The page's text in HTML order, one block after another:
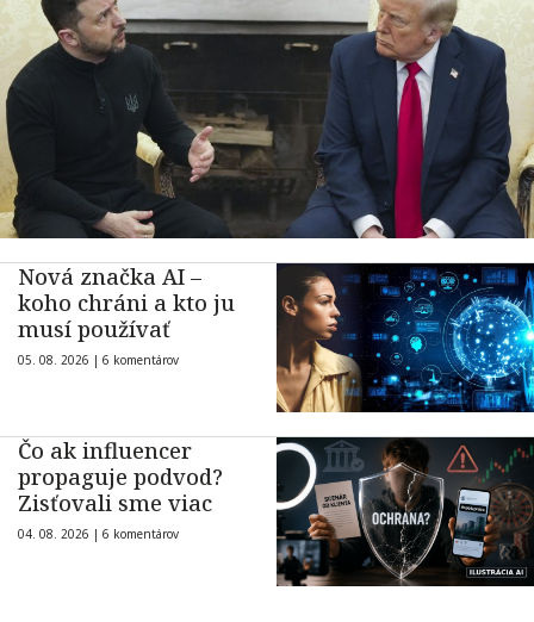
Nová značka AI –
koho chráni a kto ju
musí používať
05. 08. 2026 | 6 komentárov
Čo ak influencer
propaguje podvod?
Zisťovali sme viac
04. 08. 2026 | 6 komentárov